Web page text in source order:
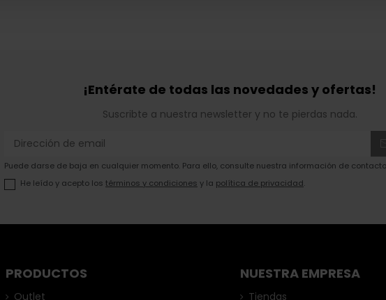
¡Entérate de todas las novedades y ofertas!
Suscribte a nuestra newsletter y no te pierdas nada.
Puede darse de baja en cualquier momento. Para ello, consulte nuestra información de
He leído y acepto los términos y condiciones y la política de privacidad.
PRODUCTOS
Outlet
NUESTRA EMPRESA
Tiendas